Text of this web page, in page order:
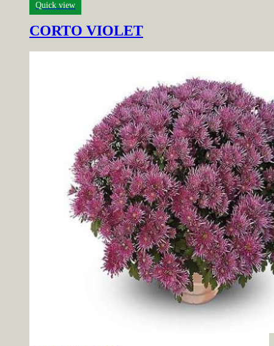
Quick view
CORTO VIOLET